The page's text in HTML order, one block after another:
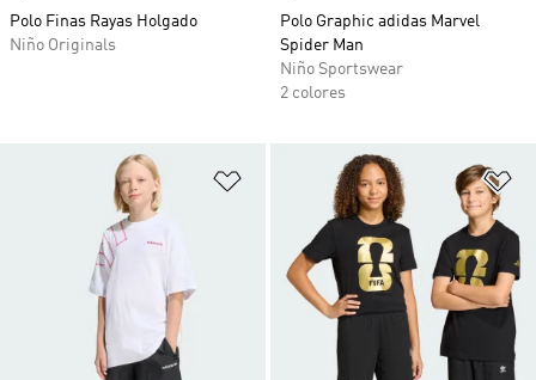
Polo Finas Rayas Holgado
Niño Originals
Polo Graphic adidas Marvel
Spider Man
Niño Sportswear
2 colores
Añadir a la lista de deseos